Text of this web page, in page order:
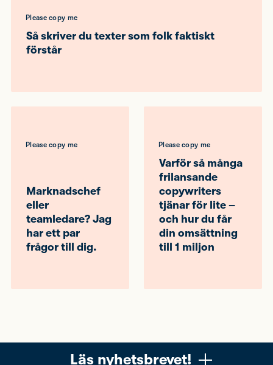
Please copy me
Så skriver du texter som folk faktiskt
förstår
Please copy me
Marknadschef
eller
teamledare? Jag
har ett par
frågor till dig.
Please copy me
Varför så många
frilansande
copywriters
tjänar för lite –
och hur du får
din omsättning
till 1 miljon
Läs nyhetsbrevet!